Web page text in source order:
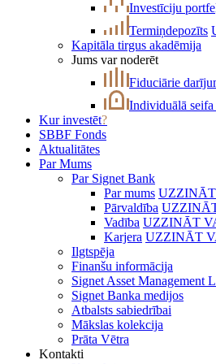
Investīciju
Termiņdepozīts
Kapitāla tirgus akadēmija
Jums var noderēt
Fiduciārie
Individuālā seifa
Kur investēt?
SBBF Fonds
Aktualitātes
Par Mums
Par Signet Bank
Par mums
Pārvaldība
Vadība UZZINĀT
Karjera UZZINĀT
Ilgtspēja
Finanšu informācija
Signet Asset Management
Signet Banka medijos
Atbalsts sabiedrībai
Mākslas kolekcija
Prāta Vētra
Kontakti